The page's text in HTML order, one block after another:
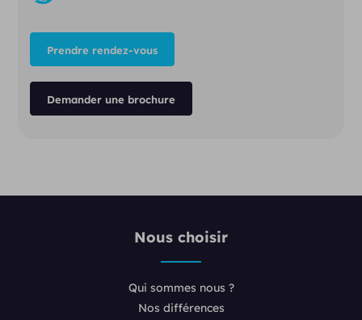
Prendre rendez-vous
Demander une brochure
Nous choisir
Qui sommes nous ?
Nos différences